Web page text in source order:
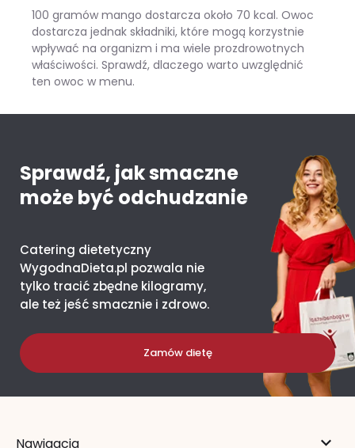
100 gramów mango dostarcza około 70 kcal. Owoc
dostarcza jednak składniki, które mogą korzystnie
wpływać na organizm i ma wiele prozdrowotnych
właściwości. Sprawdź, dlaczego warto uwzględnić
ten owoc w menu.
Sprawdź, jak smaczne
może być odchudzanie
Catering dietetyczny
WygodnaDieta.pl pozwala nie
tylko tracić zbędne kilogramy,
ale też jeść smacznie i zdrowo.
Zamów dietę
Nawigacja